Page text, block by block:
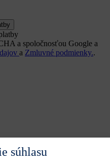
súhlasu
a spoločnosťou Google a
a Zmluvné podmienky..